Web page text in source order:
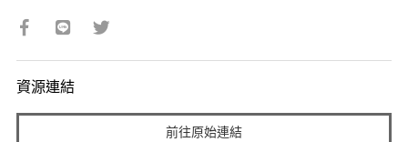
資源連結
前往原始連結